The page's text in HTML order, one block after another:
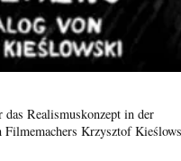
Realismuskonzept in der
Filmemachers Krzysztof